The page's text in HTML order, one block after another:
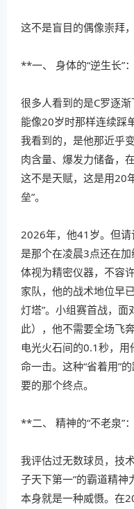
这不是盲目的偶像崇拜
**一、 身体的“逆生长”
很多人看到的是C罗逐
能像20岁时那样连续踩
我看到的，是他那近乎
肉含量、爆发力储备，
这不是天赋，这是用20
垒”。
2026年，他41岁。但
是那个在凌晨3点还在
体视为精密仪器，不容
家队，他的战术地位早
灯塔”。小组赛首战，
此），他不需要全场飞
电光火石间的0.1秒，
命一击。这种“省着用”
要的那个终点。
**二、 精神的“不老泉”
我评估过无数球员，技
子天下第一”的霸道精神
本身就是一种威慑。在